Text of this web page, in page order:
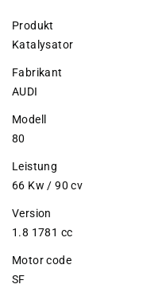
Produkt
Katalysator
Fabrikant
AUDI
Modell
80
Leistung
66 Kw / 90 cv
Version
1.8 1781 cc
Motor code
SF